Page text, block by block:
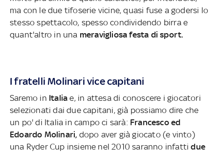
ma con le due tifoserie vicine, quasi fuse a godersi lo
stesso spettacolo, spesso condividendo birra e
quant'altro in una meravigliosa festa di sport.
I fratelli Molinari vice capitani
Saremo in Italia e, in attesa di conoscere i giocatori
selezionati dai due capitani, già possiamo dire che
un po' di Italia in campo ci sarà: Francesco ed
Edoardo Molinari, dopo aver già giocato (e vinto)
una Ryder Cup insieme nel 2010 saranno infattidue